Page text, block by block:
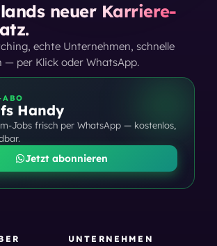
neuer Karriere-
echte Unternehmen, schnelle
— per Klick oder WhatsApp.
ABO
Handy
Jobs frisch per WhatsApp — kostenlos,
Jetzt abonnieren
UNTERNEHMEN